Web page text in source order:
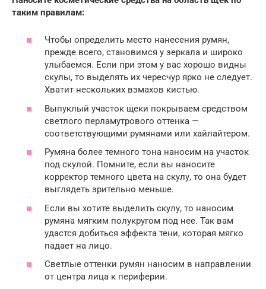
таким правилам:
Чтобы определить место нанесения румян,
прежде всего, становимся у зеркала и широко
улыбаемся. Если при этом у вас хорошо видны
скулы, то выделять их чересчур ярко не следует.
Хватит нескольких взмахов кистью.
Выпуклый участок щеки покрываем средством
светлого перламутрового оттенка —
соответствующими румянами или хайлайтером.
Румяна более темного тона наносим на участок
под скулой. Помните, если вы наносите
корректор темного цвета на скулу, то она будет
выглядеть зрительно меньше.
Если вы хотите выделить скулу, то наносим
румяна мягким полукругом под нее. Так вам
удастся добиться эффекта тени, которая мягко
падает на лицо.
Светлые оттенки румян наносим в направлении
от центра лица к периферии.